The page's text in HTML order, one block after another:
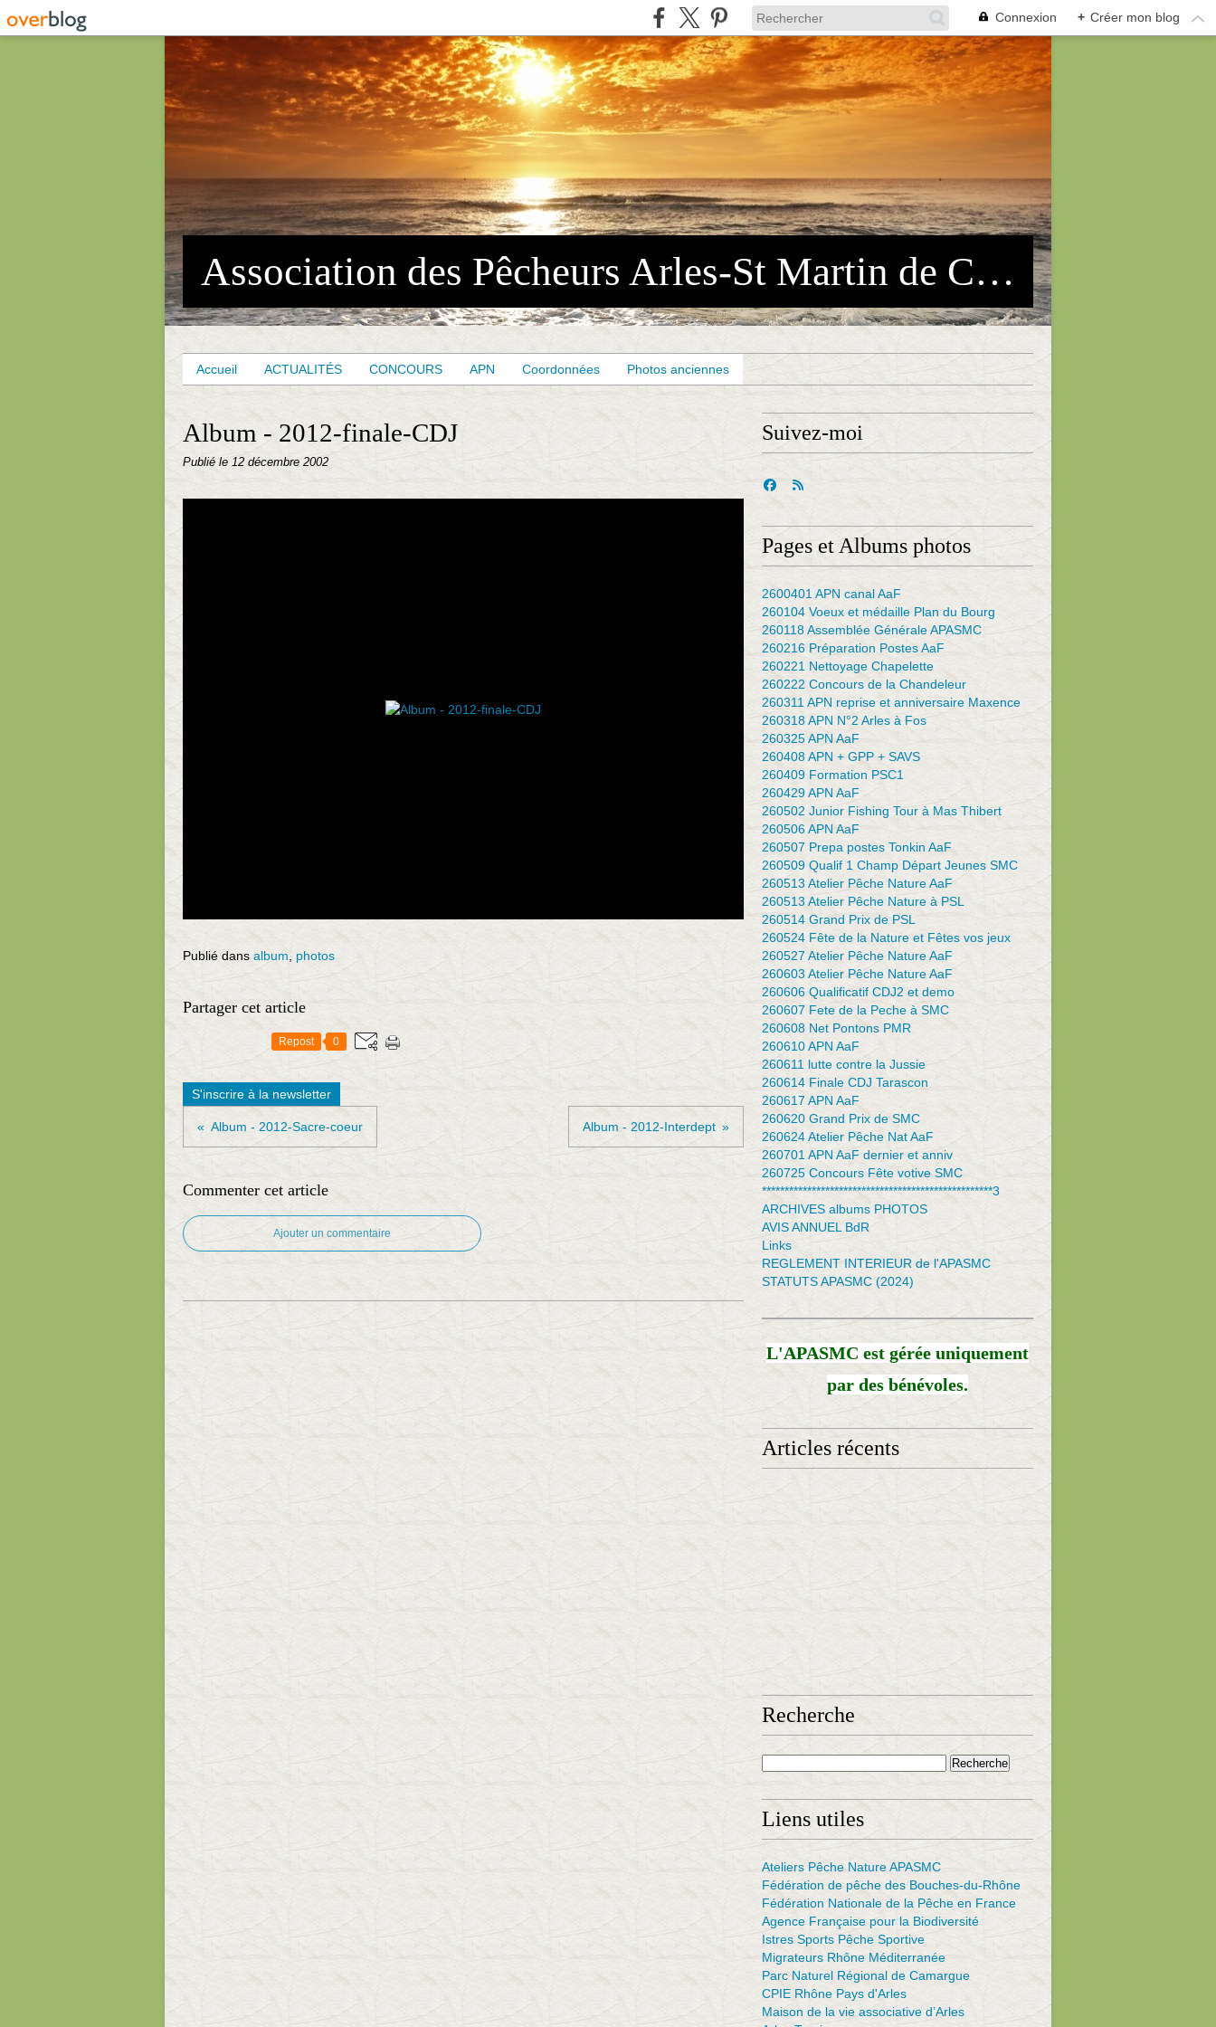
Connexion + Créer mon blog
Association des Pêcheurs Arles-St Martin de Crau (APASMC)
Accueil ACTUALITÉS CONCOURS APN Coordonnées Photos anciennes
Album - 2012-finale-CDJ
Publié le 12 décembre 2002
Publié dans album photos
Partager cet article
Repost 0
S'inscrire à la newsletter
Album - 2012-Sacre-coeur Album - 2012-Interdept
Commenter cet article
Ajouter un commentaire
Suivez-moi
Pages et Albums photos
2600401 APN canal AaF
260104 Voeux et médaille Plan du Bourg
260118 Assemblée Générale APASMC
260216 Préparation Postes AaF
260221 Nettoyage Chapelette
260222 Concours de la Chandeleur
260311 APN reprise et anniversaire Maxence
260318 APN N°2 Arles à Fos
260325 APN AaF
260408 APN + GPP + SAVS
260409 Formation PSC1
260429 APN AaF
260502 Junior Fishing Tour à Mas Thibert
260506 APN AaF
260507 Prepa postes Tonkin AaF
260509 Qualif 1 Champ Départ Jeunes SMC
260513 Atelier Pêche Nature AaF
260513 Atelier Pêche Nature à PSL
260514 Grand Prix de PSL
260524 Fête de la Nature et Fêtes vos jeux
260527 Atelier Pêche Nature AaF
260603 Atelier Pêche Nature AaF
260606 Qualificatif CDJ2 et demo
260607 Fete de la Peche à SMC
260608 Net Pontons PMR
260610 APN AaF
260611 lutte contre la Jussie
260614 Finale CDJ Tarascon
260617 APN AaF
260620 Grand Prix de SMC
260624 Atelier Pêche Nat AaF
260701 APN AaF dernier et anniv
260725 Concours Fête votive SMC
***************************************************3
ARCHIVES albums PHOTOS
AVIS ANNUEL BdR
Links
REGLEMENT INTERIEUR de l'APASMC
STATUTS APASMC (2024)
L'APASMC est gérée uniquement
par des bénévoles.
Articles récents
Recherche
Liens utiles
Ateliers Pêche Nature APASMC
Fédération de pêche des Bouches-du-Rhône
Fédération Nationale de la Pêche en France
Agence Française pour la Biodiversité
Istres Sports Pêche Sportive
Migrateurs Rhône Méditerranée
Parc Naturel Régional de Camargue
CPIE Rhône Pays d'Arles
Maison de la vie associative d’Arles